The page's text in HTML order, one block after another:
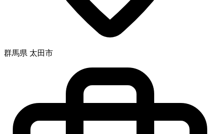
群馬県 太田市